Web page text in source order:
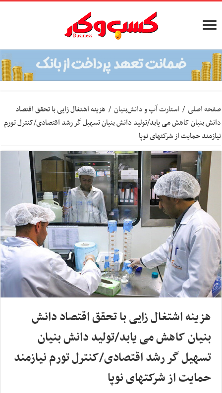
صفحه اصلی / استارت آپ‌ و دانش‌بنیان‌ / هزینه اشتغال زایی با تحقق اقتصاد
دانش بنیان کاهش می یابد/تولید دانش بنیان تسهیل گر رشد اقتصادی/کنترل تورم
نیازمند حمایت از شرکتهای نوپا
هزینه اشتغال زایی با تحقق اقتصاد دانش
بنیان کاهش می یابد/تولید دانش بنیان
تسهیل گر رشد اقتصادی/کنترل تورم نیازمند
حمایت از شرکتهای نوپا